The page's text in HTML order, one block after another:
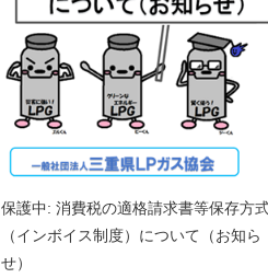
保護中: 消費税の適格請求書等保存方
（インボイス制度）について（お知ら
せ）